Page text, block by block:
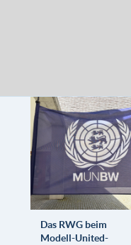
Das RWG beim
Modell-United-